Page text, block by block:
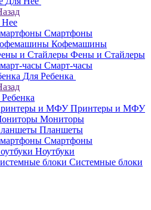
Нее
Смартфоны
Кофемашины
Фены и Стайлеры
Смарт-часы
Для Ребенка
Принтеры и МФУ
Мониторы
Планшеты
Смартфоны
Ноутбуки
Системные блоки